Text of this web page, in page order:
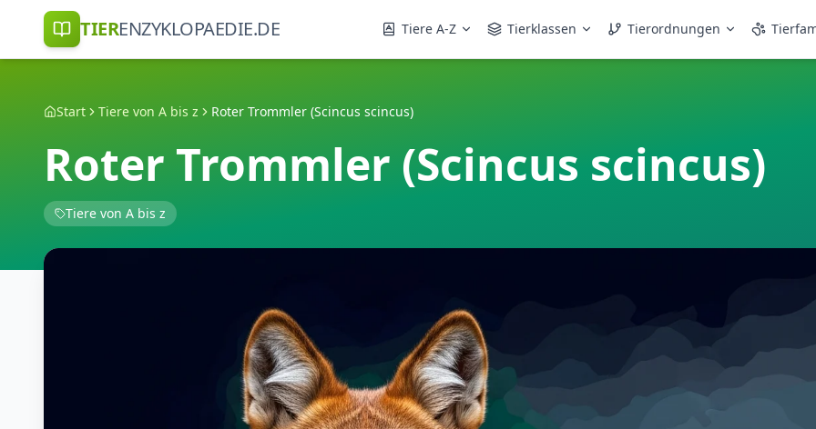
TIERENZYKLOPAEDIE.DE Tiere A-Z Tierklassen Tierordnungen
Start Tiere von A bis z Roter Trommler (Scincus scincus)
Roter Trommler (Scincus scincus)
Tiere von A bis z